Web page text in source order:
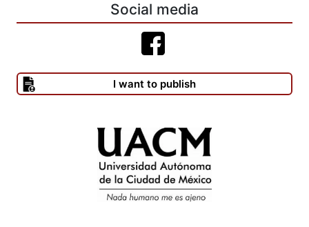
Social media
I want to publish